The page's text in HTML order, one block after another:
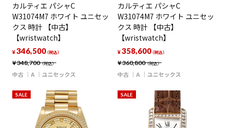
カルティエ パシャC
W31074M7 ホワイト ユニセッ
クス 時計 【中古】
【wristwatch】
¥348,700（税込）
¥346,500（税込）
中古 A ユニセックス
カルティエ パシャC
W31074M7 ホワイト ユニセッ
クス 時計 【中古】
【wristwatch】
¥360,800（税込）
¥358,600（税込）
中古 A ユニセックス
SALE SALE